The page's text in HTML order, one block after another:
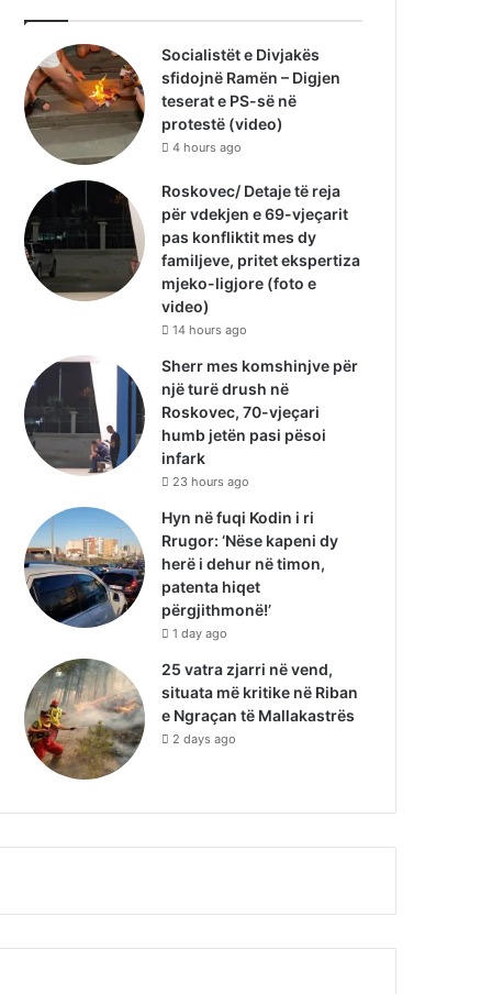
Socialistët e Divjakës
sfidojnë Ramën – Digjen
teserat e PS-së në
protestë (video)
4 hours ago
Roskovec/ Detaje të reja
për vdekjen e 69-vjeçarit
pas konfliktit mes dy
familjeve, pritet ekspertiza
mjeko-ligjore (foto e
video)
14 hours ago
Sherr mes komshinjve për
një turë drush në
Roskovec, 70-vjeçari
humb jetën pasi pësoi
infark
23 hours ago
Hyn në fuqi Kodin i ri
Rrugor: ‘Nëse kapeni dy
herë i dehur në timon,
patenta hiqet
përgjithmonë!’
1 day ago
25 vatra zjarri në vend,
situata më kritike në Riban
e Ngraçan të Mallakastrës
2 days ago